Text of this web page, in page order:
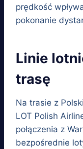
prędkość
pokonanie
Linie
trasę
Na trasie z
LOT Polish
połączenia z
bezpośrednie